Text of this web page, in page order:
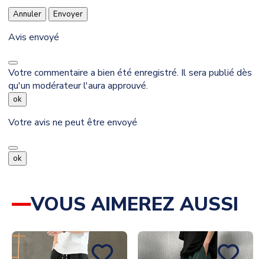
Annuler Envoyer
Avis envoyé
Votre commentaire a bien été enregistré. Il sera publié dès
qu'un modérateur l'aura approuvé.
ok
Votre avis ne peut être envoyé
ok
VOUS AIMEREZ AUSSI